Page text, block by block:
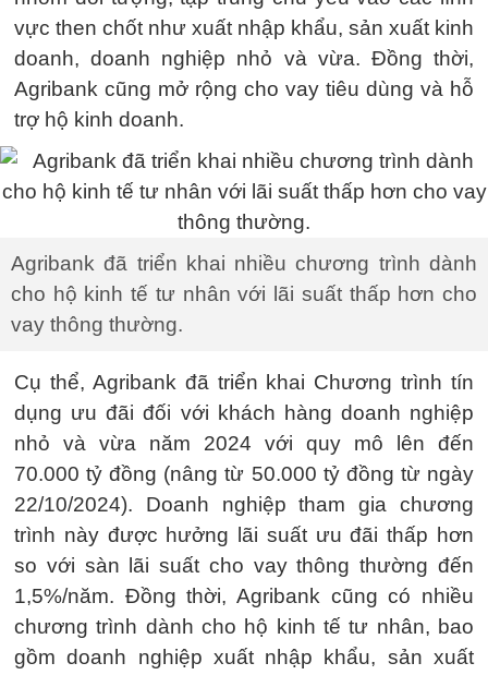
vực then chốt như xuất nhập khẩu, sản xuất kinh
doanh, doanh nghiệp nhỏ và vừa. Đồng thời,
Agribank cũng mở rộng cho vay tiêu dùng và hỗ
trợ hộ kinh doanh.
Agribank đã triển khai nhiều chương trình dành
cho hộ kinh tế tư nhân với lãi suất thấp hơn cho
vay thông thường.
Cụ thể, Agribank đã triển khai Chương trình tín
dụng ưu đãi đối với khách hàng doanh nghiệp
nhỏ và vừa năm 2024 với quy mô lên đến
70.000 tỷ đồng (nâng từ 50.000 tỷ đồng từ ngày
22/10/2024). Doanh nghiệp tham gia chương
trình này được hưởng lãi suất ưu đãi thấp hơn
so với sàn lãi suất cho vay thông thường đến
1,5%/năm. Đồng thời, Agribank cũng có nhiều
chương trình dành cho hộ kinh tế tư nhân, bao
gồm doanh nghiệp xuất nhập khẩu, sản xuất